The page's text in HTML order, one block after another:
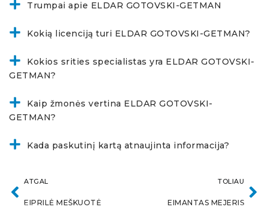
Trumpai apie ELDAR GOTOVSKI-GETMAN
Kokią licenciją turi ELDAR GOTOVSKI-GETMAN?
Kokios srities specialistas yra ELDAR GOTOVSKI-
GETMAN?
Kaip žmonės vertina ELDAR GOTOVSKI-
GETMAN?
Kada paskutinį kartą atnaujinta informacija?
ATGAL
EIPRILĖ MEŠKUOTĖ
TOLIAU
EIMANTAS MEJERIS